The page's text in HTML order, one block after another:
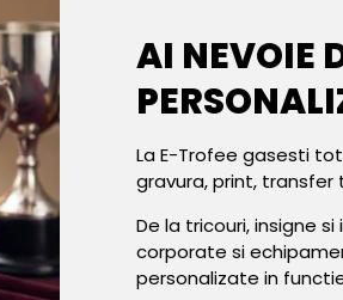
AI NEVOIE
La E-Trofee gasesti
gravura, print,
De la tricouri, insigne
corporate si
personalizate in